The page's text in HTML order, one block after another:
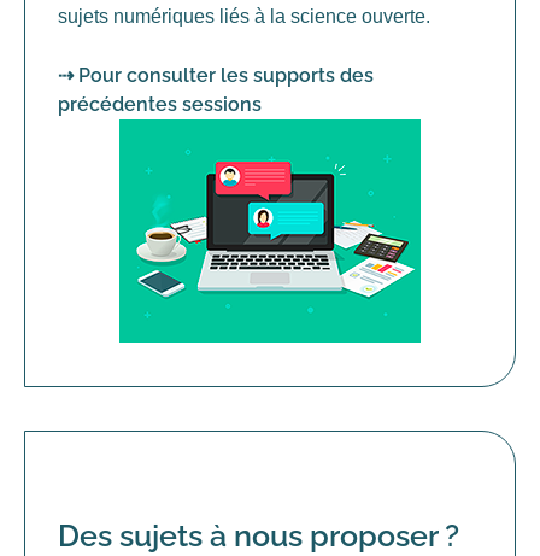
sujets numériques liés à la science ouverte.
⇢ Pour consulter les supports des
précédentes sessions
‎Des sujets à nous proposer ?